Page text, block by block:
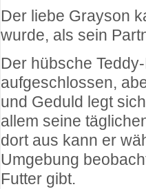
Der liebe Grayson
wurde, als sein
Der hübsche
aufgeschlossen,
und Geduld legt
allem seine
dort aus kann er
Umgebung
Futter gibt.